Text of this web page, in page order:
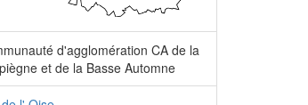
d'agglomération CA de la
et de la Basse Automne